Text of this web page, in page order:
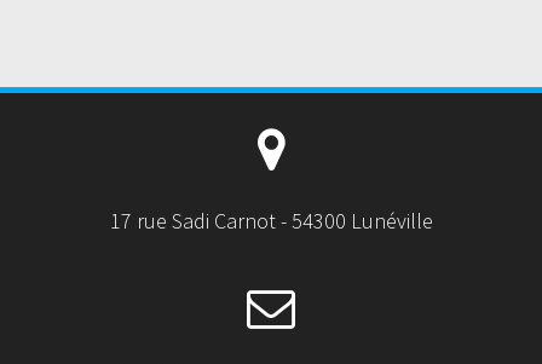
17 rue Sadi Carnot - 54300 Lunéville